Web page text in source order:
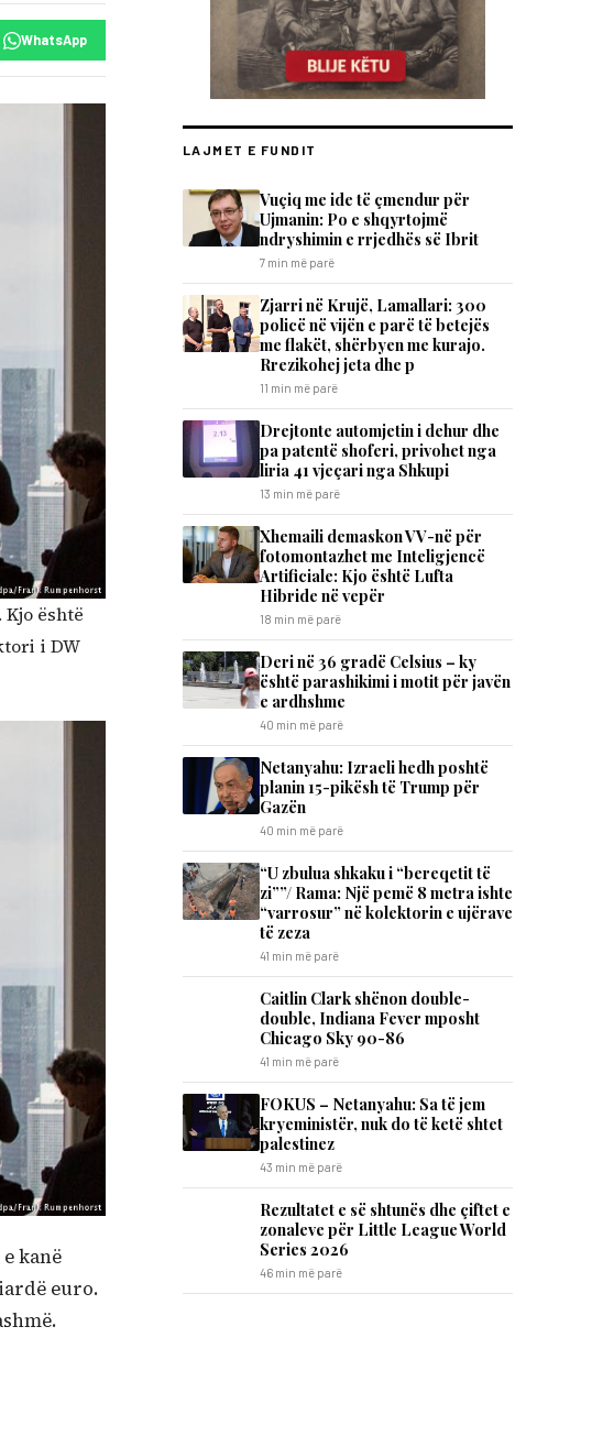
WhatsApp
është
i DW
kanë
euro.
LAJMET E FUNDIT
​Vuçiq me ide të çmendur për
Ujmanin: Po e shqyrtojmë
ndryshimin e rrjedhës së Ibrit
7 min më parë
Zjarri në Krujë, Lamallari: 300
policë në vijën e parë të betejës
me flakët, shërbyen me kurajo.
Rrezikohej jeta dhe p
11 min më parë
Drejtonte automjetin i dehur dhe
pa patentë shoferi, privohet nga
liria 41 vjeçari nga Shkupi
13 min më parë
Xhemaili demaskon VV-në për
fotomontazhet me Inteligjencë
Artificiale: Kjo është Lufta
Hibride në vepër
18 min më parë
Deri në 36 gradë Celsius – ky
është parashikimi i motit për javën
e ardhshme
40 min më parë
Netanyahu: Izraeli hedh poshtë
planin 15-pikësh të Trump për
Gazën
40 min më parë
“U zbulua shkaku i “bereqetit të
zi””/ Rama: Një pemë 8 metra ishte
“varrosur” në kolektorin e ujërave
të zeza
41 min më parë
Caitlin Clark shënon double-
double, Indiana Fever mposht
Chicago Sky 90-86
41 min më parë
FOKUS – Netanyahu: Sa të jem
kryeministër, nuk do të ketë shtet
palestinez
43 min më parë
Rezultatet e së shtunës dhe çiftet e
zonaleve për Little League World
Series 2026
46 min më parë